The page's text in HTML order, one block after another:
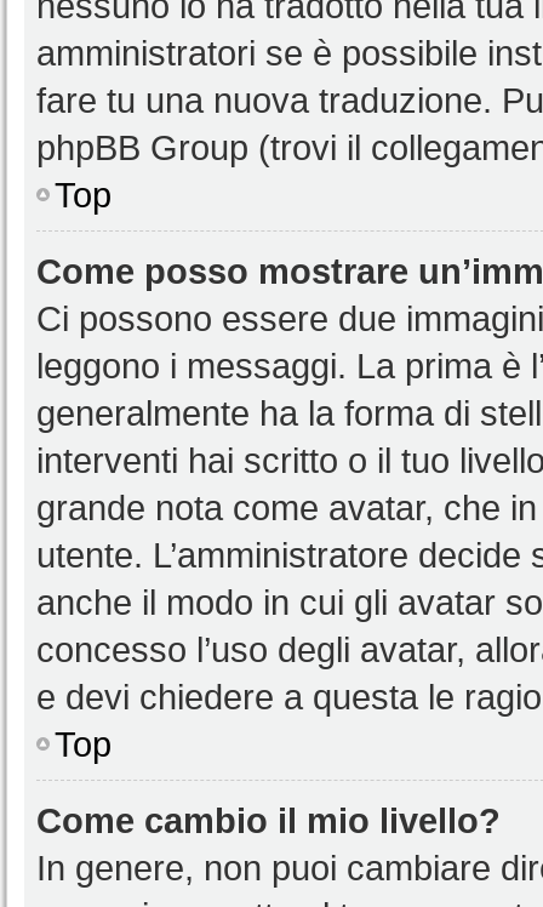
amministratori se è possibile
fare tu una nuova traduzione.
phpBB Group (trovi il
Top
Come posso mostrare
Ci possono essere due
leggono i messaggi. La prima è
generalmente ha la forma di
interventi hai scritto o il tuo
grande nota come avatar, che
utente. L’amministratore
anche il modo in cui gli avatar
concesso l’uso degli avatar,
e devi chiedere a questa le
Top
Come cambio il mio livello?
In genere, non puoi cambiare